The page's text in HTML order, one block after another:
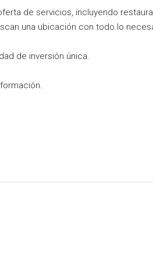
de servicios, incluyendo
una ubicación con todo lo
de inversión única.